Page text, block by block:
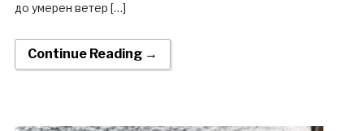
до умерен ветер […]
Continue Reading →